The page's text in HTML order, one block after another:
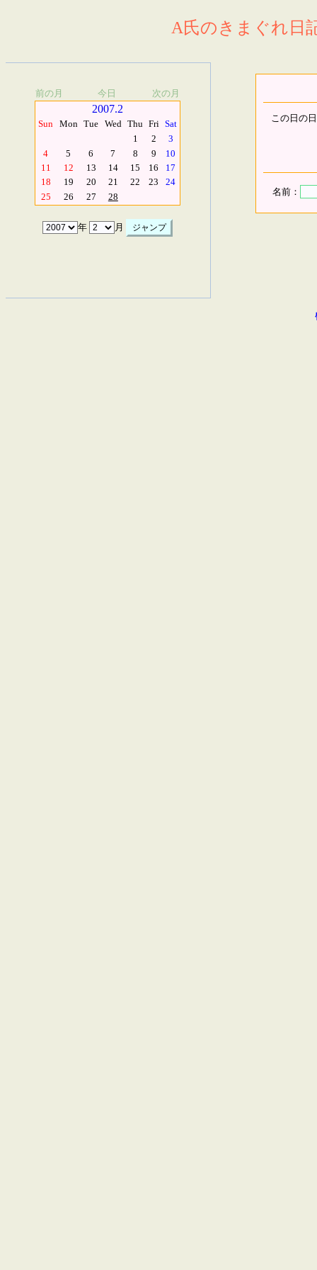
A氏のきまぐれ日
前の月 今日 次の月
2007.2
Sun Mon Tue Wed Thu Fri Sat
1
2
3
4
5 6 7 8 9
10
11
12 13 14 15 16
17
18
19 20 21 22 23
24
25
26 27 28
年 月
この日の
名前：